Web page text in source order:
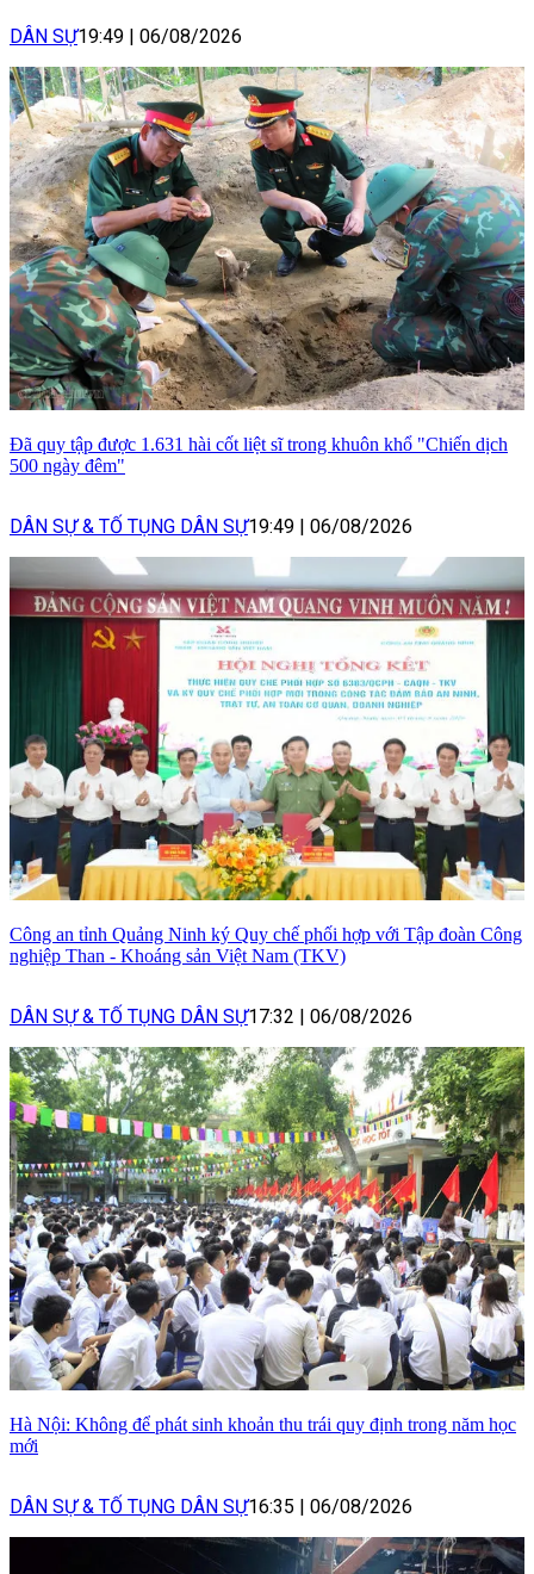
DÂN SỰ19:49 06/08/2026
Đã quy tập được 1.631 hài cốt liệt sĩ trong khuôn khổ "Chiến dịch
500 ngày đêm"
DÂN SỰ & TỐ TỤNG DÂN SỰ19:49 06/08/2026
Công an tỉnh Quảng Ninh ký Quy chế phối hợp với Tập đoàn Công
nghiệp Than - Khoáng sản Việt Nam (TKV)
DÂN SỰ & TỐ TỤNG DÂN SỰ17:32 06/08/2026
Hà Nội: Không để phát sinh khoản thu trái quy định trong năm học
mới
DÂN SỰ & TỐ TỤNG DÂN SỰ16:35 06/08/2026